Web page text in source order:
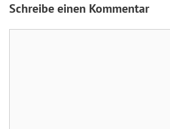
Schreibe einen Kommentar